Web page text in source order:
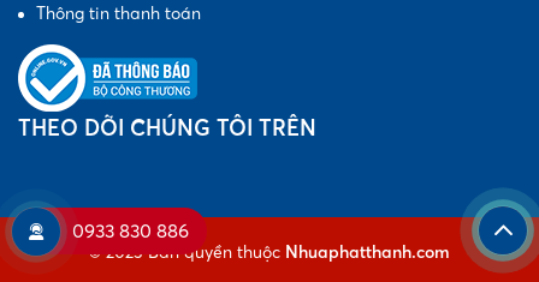
Thông tin thanh toán
THEO DÕI CHÚNG TÔI TRÊN
© 2023 Bản quyền thuộc Nhuaphatthanh.com
0933 830 886